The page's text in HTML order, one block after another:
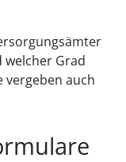
Grad
vergeben auch